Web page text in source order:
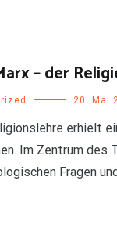
– der
20. Mai
erhielt
Im Zentrum des
Fragen